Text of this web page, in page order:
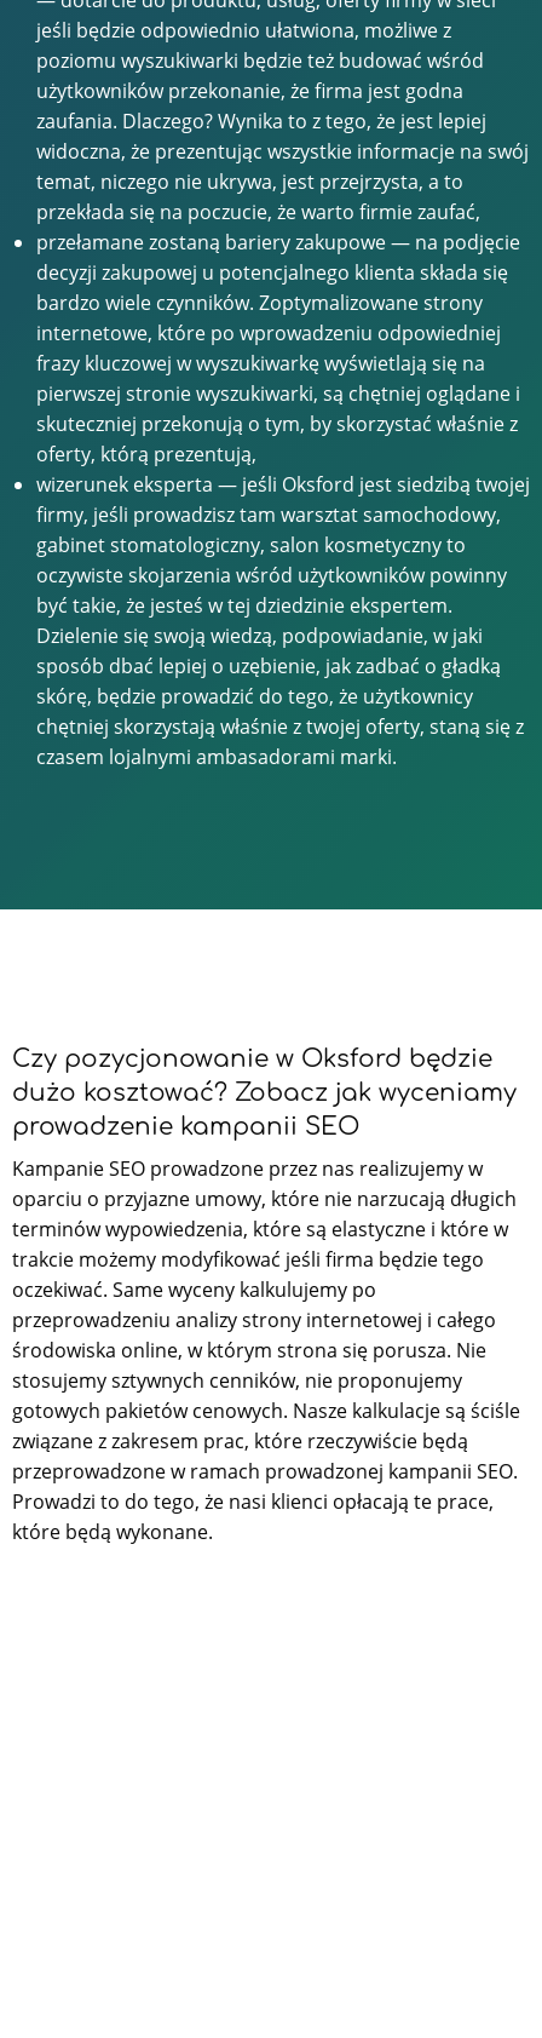
jeśli będzie odpowiednio ułatwiona, możliwe z
poziomu wyszukiwarki będzie też budować wśród
użytkowników przekonanie, że firma jest godna
zaufania. Dlaczego? Wynika to z tego, że jest lepiej
widoczna, że prezentując wszystkie informacje na swój
temat, niczego nie ukrywa, jest przejrzysta, a to
przekłada się na poczucie, że warto firmie zaufać,
przełamane zostaną bariery zakupowe — na podjęcie
decyzji zakupowej u potencjalnego klienta składa się
bardzo wiele czynników. Zoptymalizowane strony
internetowe, które po wprowadzeniu odpowiedniej
frazy kluczowej w wyszukiwarkę wyświetlają się na
pierwszej stronie wyszukiwarki, są chętniej oglądane i
skuteczniej przekonują o tym, by skorzystać właśnie z
oferty, którą prezentują,
wizerunek eksperta — jeśli Oksford jest siedzibą twojej
firmy, jeśli prowadzisz tam warsztat samochodowy,
gabinet stomatologiczny, salon kosmetyczny to
oczywiste skojarzenia wśród użytkowników powinny
być takie, że jesteś w tej dziedzinie ekspertem.
Dzielenie się swoją wiedzą, podpowiadanie, w jaki
sposób dbać lepiej o uzębienie, jak zadbać o gładką
skórę, będzie prowadzić do tego, że użytkownicy
chętniej skorzystają właśnie z twojej oferty, staną się z
czasem lojalnymi ambasadorami marki.
Czy pozycjonowanie w Oksford będzie
dużo kosztować? Zobacz jak wyceniamy
prowadzenie kampanii SEO
Kampanie SEO prowadzone przez nas realizujemy w
oparciu o przyjazne umowy, które nie narzucają długich
terminów wypowiedzenia, które są elastyczne i które w
trakcie możemy modyfikować jeśli firma będzie tego
oczekiwać. Same wyceny kalkulujemy po
przeprowadzeniu analizy strony internetowej i całego
środowiska online, w którym strona się porusza. Nie
stosujemy sztywnych cenników, nie proponujemy
gotowych pakietów cenowych. Nasze kalkulacje są ściśle
związane z zakresem prac, które rzeczywiście będą
przeprowadzone w ramach prowadzonej kampanii SEO.
Prowadzi to do tego, że nasi klienci opłacają te prace,
które będą wykonane.